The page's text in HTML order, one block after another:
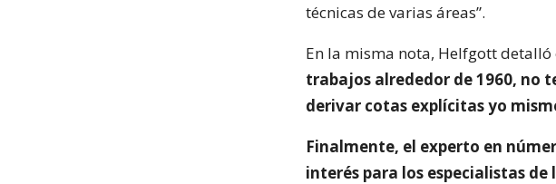
técnicas de varias áreas”.
En la misma nota, Helfgott detalló
trabajos alrededor de 1960, no
derivar cotas explícitas yo
Finalmente, el experto en
interés para los especialistas